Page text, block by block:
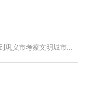
巩义市考察文明城市...